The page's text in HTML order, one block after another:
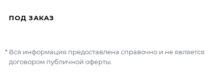
ПОД ЗАКАЗ
Вся информация предоставлена справочно и не является
договором публичной оферты.